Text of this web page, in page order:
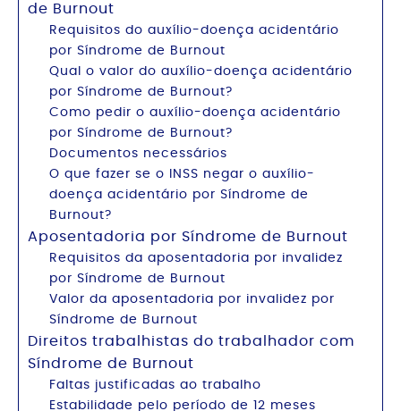
de Burnout
Requisitos do auxílio-doença acidentário
por Síndrome de Burnout
Qual o valor do auxílio-doença acidentário
por Síndrome de Burnout?
Como pedir o auxílio-doença acidentário
por Síndrome de Burnout?
Documentos necessários
O que fazer se o INSS negar o auxílio-
doença acidentário por Síndrome de
Burnout?
Aposentadoria por Síndrome de Burnout
Requisitos da aposentadoria por invalidez
por Síndrome de Burnout
Valor da aposentadoria por invalidez por
Síndrome de Burnout
Direitos trabalhistas do trabalhador com
Síndrome de Burnout
Faltas justificadas ao trabalho
Estabilidade pelo período de 12 meses